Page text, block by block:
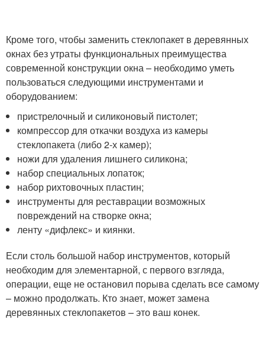
Кроме того, чтобы заменить стеклопакет в деревянных
окнах без утраты функциональных преимущества
современной конструкции окна – необходимо уметь
пользоваться следующими инструментами и
оборудованием:
пристрелочный и силиконовый пистолет;
компрессор для откачки воздуха из камеры
стеклопакета (либо 2-х камер);
ножи для удаления лишнего силикона;
набор специальных лопаток;
набор рихтовочных пластин;
инструменты для реставрации возможных
повреждений на створке окна;
ленту «дифлекс» и киянки.
Если столь большой набор инструментов, который
необходим для элементарной, с первого взгляда,
операции, еще не остановил порыва сделать все самому
– можно продолжать. Кто знает, может замена
деревянных стеклопакетов – это ваш конек.